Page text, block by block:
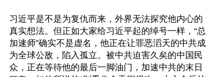
习近平是不是为复仇而来，外界无法探究他内心的
真实想法。但正如大家给习近平起的绰号一样，“总
加速师”确实不是虚名，他正在让罪恶滔天的中共成
为全球公敌，陷入孤立。被中共迫害久矣的中国民
众，正在等待他的最后一脚油门，加速中共的末日